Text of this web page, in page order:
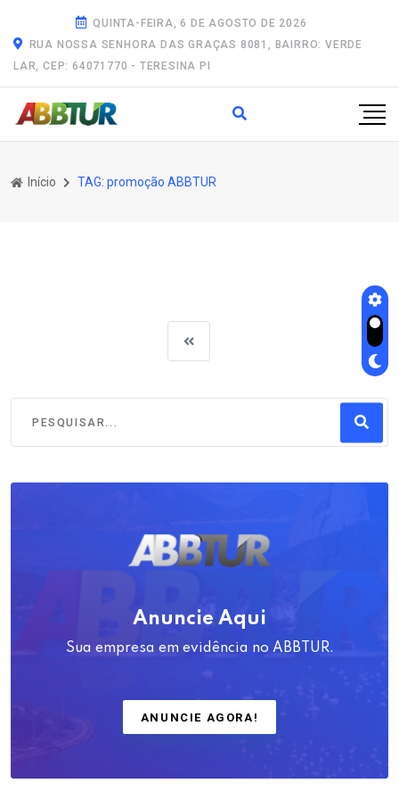
QUINTA-FEIRA, 6 DE AGOSTO DE 2026
RUA NOSSA SENHORA DAS GRAÇAS 8081, BAIRRO: VERDE
LAR, CEP: 64071770 - TERESINA PI
Início TAG: promoção ABBTUR
Anuncie Aqui
Sua empresa em evidência no ABBTUR.
ANUNCIE AGORA!